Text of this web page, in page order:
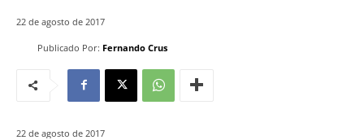
Publicado Por: Fernando Crus
22 de agosto de 2017
22 de agosto de 2017